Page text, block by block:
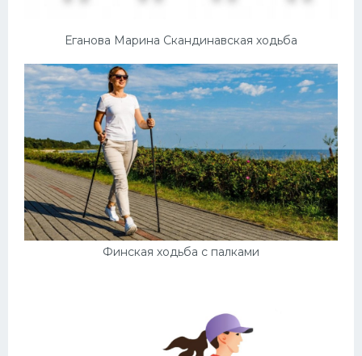
Еганова Марина Скандинавская ходьба
Финская ходьба с палками